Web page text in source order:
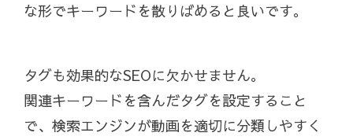
な形でキーワードを散りばめると良いです。
タグも効果的なSEOに欠かせません。
関連キーワードを含んだタグを設定すること
で、検索エンジンが動画を適切に分類しやすく